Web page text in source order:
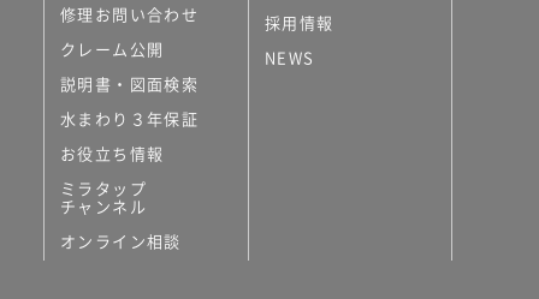
修理お問い合わせ
クレーム公開
説明書・図面検索
水まわり３年保証
お役立ち情報
ミラタップ
チャンネル
オンライン相談
採用情報
NEWS